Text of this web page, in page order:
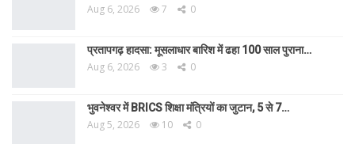
Aug 6, 2026 7 0
प्रतापगढ़ हादसा: मूसलाधार बारिश में ढहा 100 साल पुराना…
Aug 6, 2026 3 0
भुवनेश्वर में BRICS शिक्षा मंत्रियों का जुटान, 5 से 7…
Aug 5, 2026 10 0